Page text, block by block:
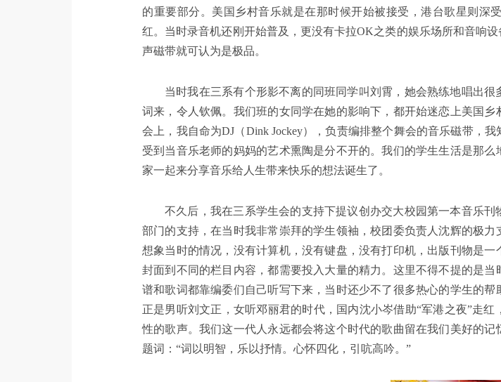
的重要部分。美国乡村音乐就是在那时候开始被接受，港台歌星则深
红。当时录音机还刚开始普及，更没有卡拉OK之类的娱乐场所和音响
声磁带就可认为是极品。
当时我在三系有个形影不离的同班同学叫刘霄，她会熟练地唱出
词来，令人钦佩。我们班的女同学在她的影响下，都开始迷恋上美国
会上，我自命为DJ（Dink Jockey），负责编排整个舞会的音乐磁带，
受到当音乐老师的妈妈的艺术熏陶是分不开的。我们的学生生活是那
家一起来分享音乐给人生带来快乐的想法诞生了。
不久后，我在三系学生会的支持下提议创办交大校园第一本音乐
部门的支持，在当时我非常崇拜的学生领袖，校团委负责人沈辉的极
想象当时的情况，没有计算机，没有键盘，没有打印机，出版刊物是
封面到不同的栏目内容，都需要投入大量的精力。这里不得不提的是
谱和歌词都靠编委们自己听写下来，当时还少不了很多热心的学生的
正是男听刘文正，女听邓丽君的时代，国内沈小岑借助“军港之夜”走
性的歌声。我们这一代人永远都会将这个时代的歌曲留在我们美好的
题词：“词以明智，乐以抒情。心怀四化，引吭高吟。”